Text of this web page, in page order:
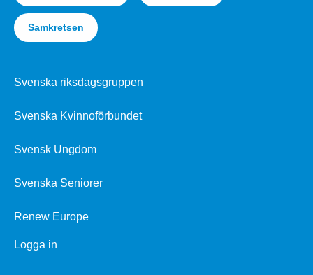
Samkretsen
Svenska riksdagsgruppen
Svenska Kvinnoförbundet
Svensk Ungdom
Svenska Seniorer
Renew Europe
Logga in